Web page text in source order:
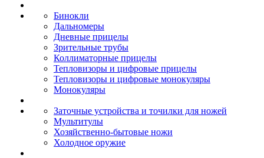
Бинокли
Дальномеры
Дневные прицелы
Зрительные трубы
Коллиматорные прицелы
Тепловизоры и цифровые прицелы
Тепловизоры и цифровые монокуляры
Монокуляры
Заточные устройства и точилки для ножей
Мультитулы
Хозяйственно-бытовые ножи
Холодное оружие